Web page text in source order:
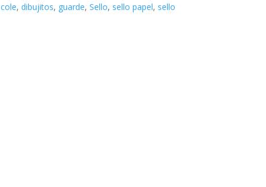
cole, dibujitos, guarde, Sello, sello papel, sello